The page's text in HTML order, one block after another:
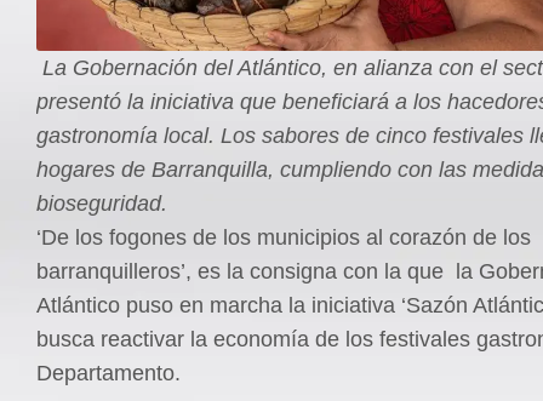
La Gobernación del Atlántico, en alianza con el
presentó la iniciativa que beneficiará a los
gastronomía local. Los sabores de cinco festivales
hogares de Barranquilla, cumpliendo con las
bioseguridad.
‘De los fogones de los municipios al corazón de los
barranquilleros’, es la consigna con la que la
Atlántico puso en marcha la iniciativa ‘Sazón
busca reactivar la economía de los festivales
Departamento.